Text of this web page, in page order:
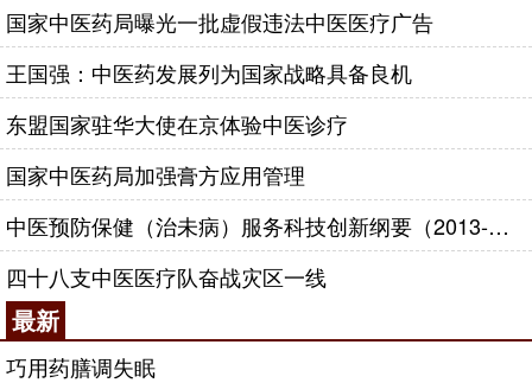
国家中医药局曝光一批虚假违法中医医疗广告
王国强：中医药发展列为国家战略具备良机
东盟国家驻华大使在京体验中医诊疗
国家中医药局加强膏方应用管理
中医预防保健（治未病）服务科技创新纲要（2013-2020年）
四十八支中医医疗队奋战灾区一线
最新
巧用药膳调失眠